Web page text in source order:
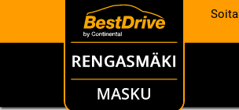
Soita
RENKAAT